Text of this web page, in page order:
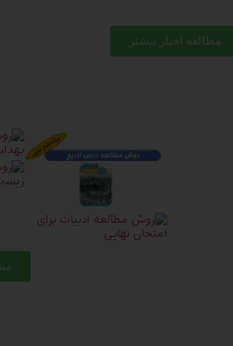
مطالعه اخبار بیشتر